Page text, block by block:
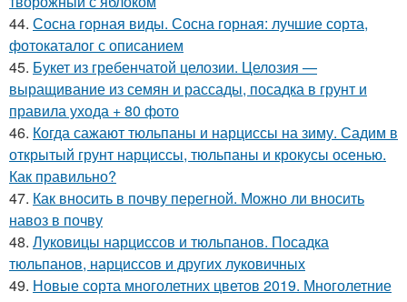
44. Сосна горная виды. Сосна горная: лучшие сорта,
фотокаталог с описанием
45. Букет из гребенчатой целозии. Целозия —
выращивание из семян и рассады, посадка в грунт и
правила ухода + 80 фото
46. Когда сажают тюльпаны и нарциссы на зиму. Садим в
открытый грунт нарциссы, тюльпаны и крокусы осенью.
Как правильно?
47. Как вносить в почву перегной. Можно ли вносить
навоз в почву
48. Луковицы нарциссов и тюльпанов. Посадка
тюльпанов, нарциссов и других луковичных
49. Новые сорта многолетних цветов 2019. Многолетние